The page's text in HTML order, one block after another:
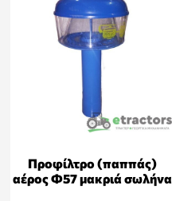
Προφίλτρο (παππάς)
αέρος Φ57 μακριά σωλήνα